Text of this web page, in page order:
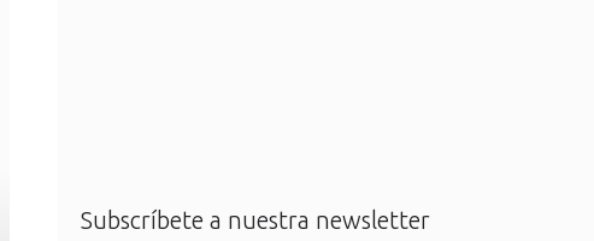
Subscríbete a nuestra newsletter